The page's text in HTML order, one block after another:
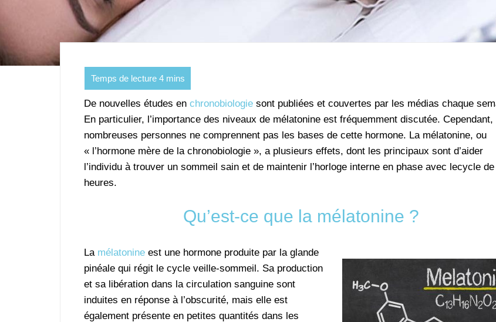
De nouvelles études en chronobiologie sont publiées et couvertes par les médias chaque
En particulier, l’importance des niveaux de mélatonine est fréquemment discutée. Cependant,
nombreuses personnes ne comprennent pas les bases de cette hormone. La mélatonine, ou
« l’hormone mère de la chronobiologie », a plusieurs effets, dont les principaux sont d’aider
l’individu à trouver un sommeil sain et de maintenir l’horloge interne en phase avec lecycle de
heures.
Qu’est-ce que la mélatonine ?
La mélatonine est une hormone produite par la glande
pinéale qui régit le cycle veille-sommeil. Sa production
et sa libération dans la circulation sanguine sont
induites en réponse à l’obscurité, mais elle est
également présente en petites quantités dans les